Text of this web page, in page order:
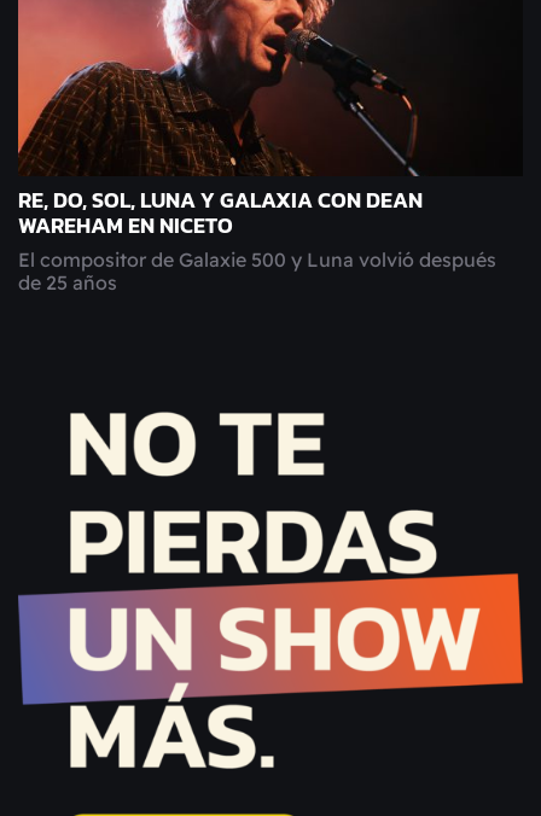
RE, DO, SOL, LUNA Y GALAXIA CON DEAN
WAREHAM EN NICETO
El compositor de Galaxie 500 y Luna volvió después
de 25 años